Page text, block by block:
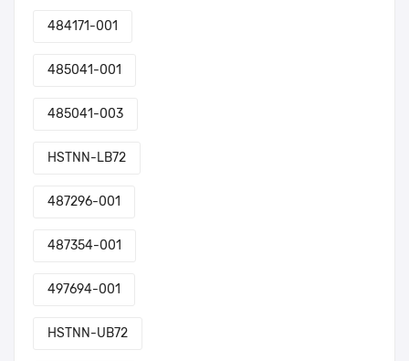
484171-001
485041-001
485041-003
HSTNN-LB72
487296-001
487354-001
497694-001
HSTNN-UB72